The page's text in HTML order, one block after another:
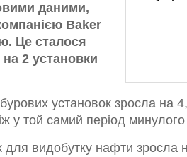
даними,
Baker
Це сталося
2 установки
бурових установок зросла на
у той самий період минулого
для видобутку нафти зросла